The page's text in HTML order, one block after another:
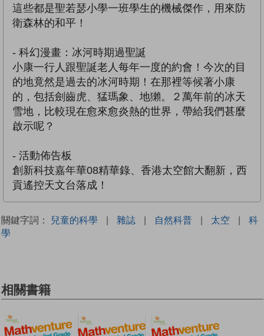
這些都是聖若瑟小學一班學生的機械傑作，用來防
衛森林的和平！
- 科幻漫畫：冰河時期過聖誕
小康一行人跟聖誕老人每年一度的約會！今次的目
的地竟然是過去的冰河時期！在那裡等候著小康
的，包括劍齒虎、猛瑪象、地獺。２萬年前的冰天
雪地，比較現在愈來愈炎熱的世界，帶給我們甚麼
啟示呢？
- 活動佈告板
創新科技嘉年華08精華錄、香港太空館大翻新，西
貢遙控天文台落成！
關鍵字詞： 兒童的科學 | 雜誌 | 自然科普 | 太空 |
科
學
相關書籍